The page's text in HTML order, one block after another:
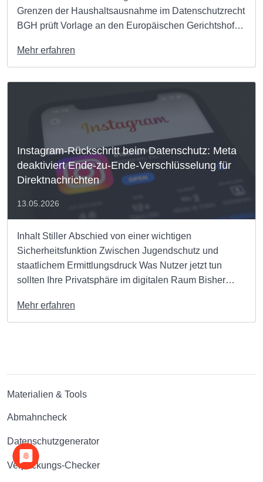
Grenzen der Haushaltsausnahme im Datenschutzrecht
BGH prüft Vorlage an den Europäischen Gerichtshof
WhatsApp-Nachrichten? Wir setzen uns für dein Recht
auf Privatsphäre ein Ein schneller Klick auf
„Weiterleiten“ gehört für Millionen Menschen […]
Mehr erfahren
Instagram-Rückschritt beim Datenschutz: Meta
deaktiviert Ende-zu-Ende-Verschlüsselung für
Direktnachrichten
13.05.2026
Inhalt Stiller Abschied von einer wichtigen
Sicherheitsfunktion Zwischen Jugendschutz und
staatlichem Ermittlungsdruck Was Nutzer jetzt tun
sollten Ihre Privatsphäre im digitalen Raum Bisher
Instagram durch eine optionale Verschlüsselung
schützen, doch damit ist nun Schluss. Meta hat die
Mehr erfahren
Materialien & Tools
Abmahncheck
Datenschutzgenerator
Verpackungs-Checker